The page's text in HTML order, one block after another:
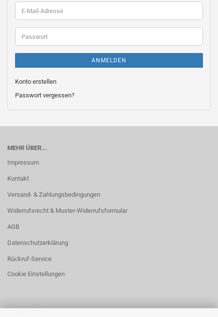
E-
Mail-
Adresse
Passwort
ANMELDEN
Konto erstellen
Passwort vergessen?
MEHR ÜBER...
Impressum
Kontakt
Versand- & Zahlungsbedingungen
Widerrufsrecht & Muster-Widerrufsformular
AGB
Datenschutzerklärung
Rückruf-Service
Cookie Einstellungen